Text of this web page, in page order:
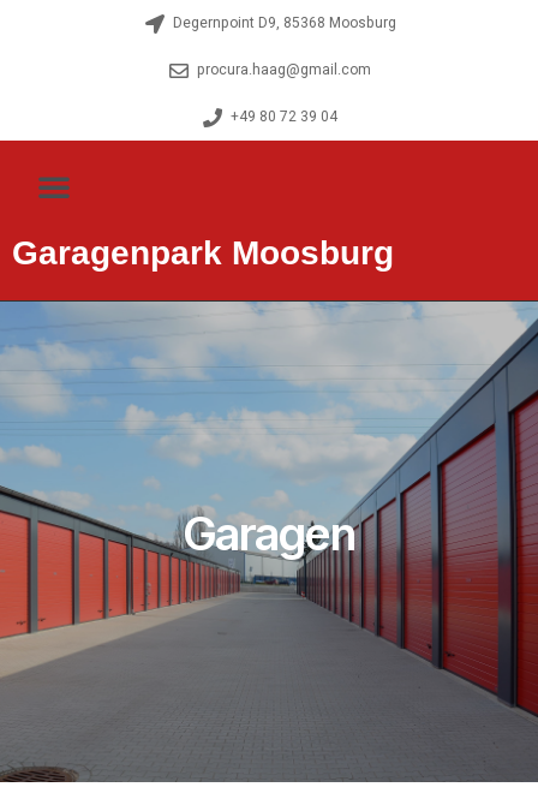
Degernpoint D9, 85368 Moosburg
procura.haag@gmail.com
+49 80 72 39 04
Garagenpark Moosburg
Garagen